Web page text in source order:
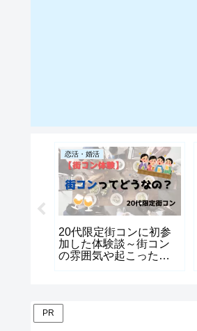
恋活・婚活
20代限定街コンに初参
加した体験談～街コン
の雰囲気や起こったこ
PR